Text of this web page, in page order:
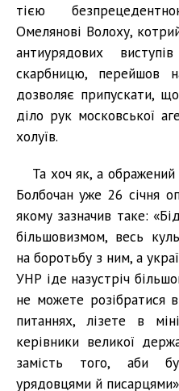
тією
Омелянові Волоху,
антиурядових
скарбницю, перейшов
дозволяє припускати,
діло рук московської
холуїв.
Та хоч як, а
Болбочан уже 26 січня
якому зазначив таке:
більшовизмом, весь
на боротьбу з ним, а
УНР іде назустріч
не можете розібратися
питаннях, лізете в
керівники великої
замість того, аби
урядовцями й